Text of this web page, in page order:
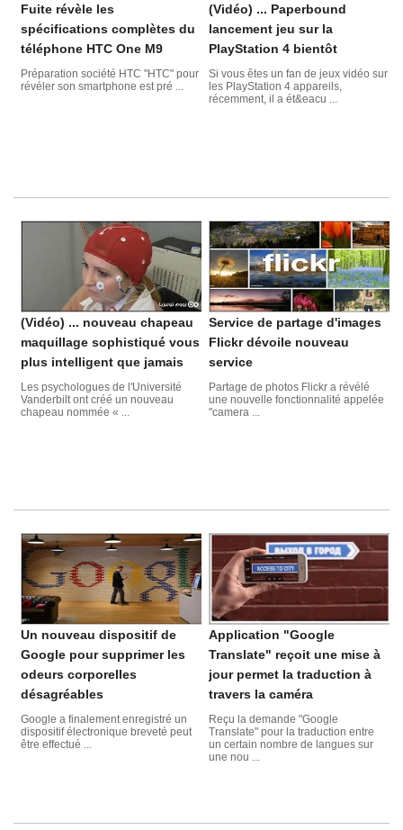
(Vidéo) ... Paperbound
lancement jeu sur la
PlayStation 4 bientôt
Si vous êtes un fan de jeux vidéo sur
les PlayStation 4 appareils,
récemment, il a ét&eacu ...
Fuite révèle les
spécifications complètes du
téléphone HTC One M9
Préparation société HTC "HTC" pour
révéler son smartphone est pré ...
Service de partage d'images
Flickr dévoile nouveau
service
Partage de photos Flickr a révélé
une nouvelle fonctionnalité appelée
"camera ...
(Vidéo) ... nouveau chapeau
maquillage sophistiqué vous
plus intelligent que jamais
Les psychologues de l'Université
Vanderbilt ont créé un nouveau
chapeau nommée « ...
Application "Google
Translate" reçoit une mise à
jour permet la traduction à
travers la caméra
Reçu la demande "Google
Translate" pour la traduction entre
un certain nombre de langues sur
une nou ...
Un nouveau dispositif de
Google pour supprimer les
odeurs corporelles
désagréables
Google a finalement enregistré un
dispositif électronique breveté peut
être effectué ...